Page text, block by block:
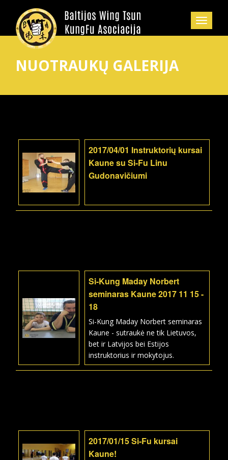
NUOTRAUKŲ GALERIJA
2017/04/01 Instruktorių kursai
Kaune su Si-Fu Linu
Gudonavičiumi
Si-Kung Maday Norbert
seminaras Kaune 2017 11 15 -
18
Si-Kung Maday Norbert seminaras
Kaune - sutraukė ne tik Lietuvos,
bet ir Latvijos bei Estijos
instruktorius ir mokytojus.
2017/01/15 Si-Fu kursai
Kaune!